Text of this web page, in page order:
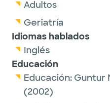
Adultos
Geriatría
Idiomas hablados
Inglés
Educación
Educación: Guntur
(2002)